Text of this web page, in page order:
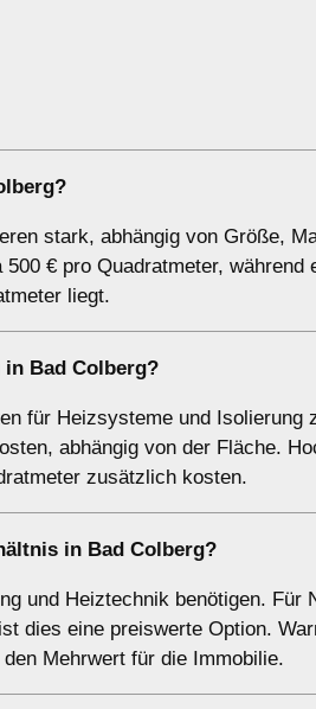
stark, abhängig von Größe,
€ pro Quadratmeter, während
liegt.
Bad Colberg?
für Heizsysteme und Isolierung
abhängig von der Fläche.
zusätzlich kosten.
in Bad Colberg?
und Heiztechnik benötigen. Für
dies eine preiswerte Option.
Mehrwert für die Immobilie.